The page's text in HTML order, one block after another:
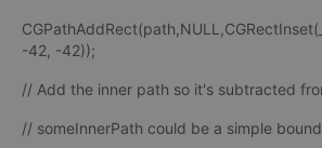
-42, -42));
// Add the inner path so it's subtracted
// someInnerPath could be a simple